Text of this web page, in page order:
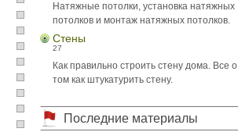
Натяжные потолки, установка натяжных
потолков и монтаж натяжных потолков.
Стены
27
Как правильно строить стену дома. Все о
том как штукатурить стену.
Последние материалы